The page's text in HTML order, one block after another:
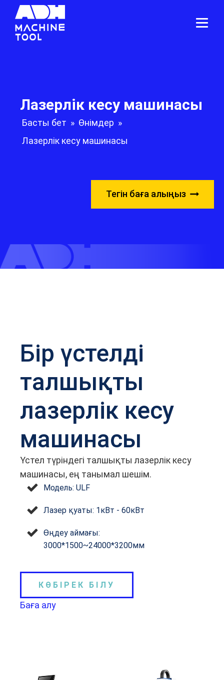
Лазерлік кесу машинасы
Басты бет » Өнімдер »
Лазерлік кесу машинасы
Тегін баға алыңыз
Бір үстелді
талшықты
лазерлік кесу
машинасы
Үстел түріндегі талшықты лазерлік кесу
машинасы, ең танымал шешім.
Модель: ULF
Лазер қуаты: 1кВт - 60кВт
Өңдеу аймағы:
3000*1500~24000*3200мм
КӨБІРЕК БІЛУ
Баға алу